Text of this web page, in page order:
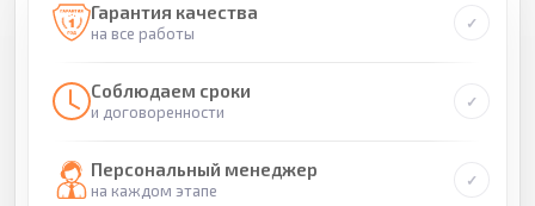
Гарантия качества
на все работы
Соблюдаем сроки
и договоренности
Персональный менеджер
на каждом этапе